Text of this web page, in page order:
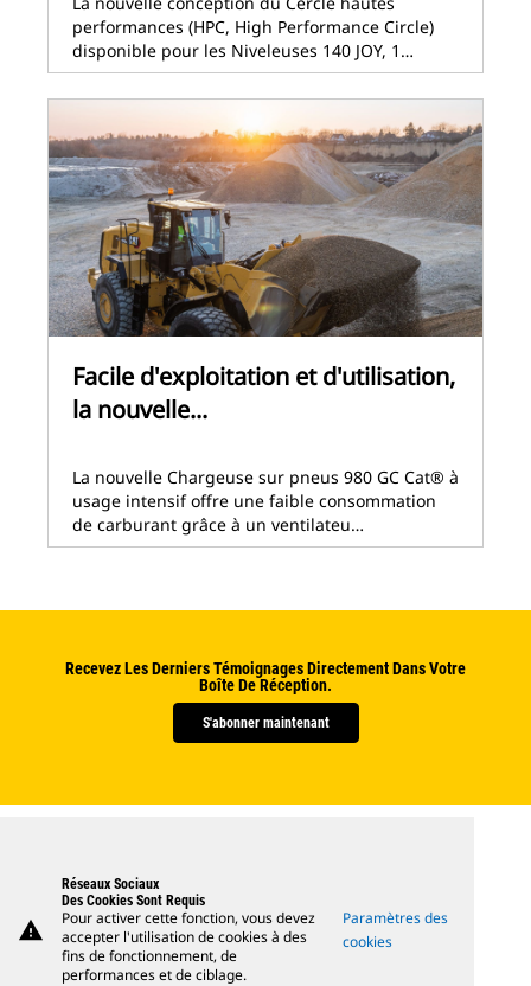
performances (HPC, High Performance Circle)
disponible pour les Niveleuses 140 JOY, 1…
Facile d'exploitation et d'utilisation,
la nouvelle...
La nouvelle Chargeuse sur pneus 980 GC Cat® à
usage intensif offre une faible consommation
de carburant grâce à un ventilateu…
Recevez Les Derniers Témoignages Directement Dans Votre
Boîte De Réception.
S'abonner maintenant
warning
Réseaux Sociaux
Des Cookies Sont Requis
Pour activer cette fonction, vous devez
accepter l'utilisation de cookies à des
fins de fonctionnement, de
performances et de ciblage.
Paramètres des
cookies